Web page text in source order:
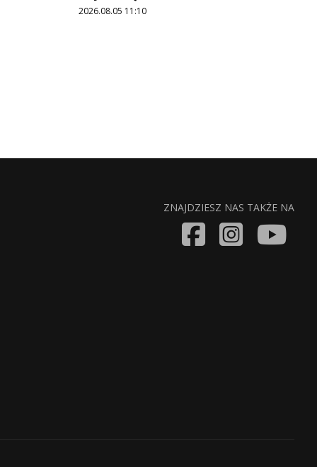
2026.08.05 11:10
ZNAJDZIESZ NAS TAKŻE NA